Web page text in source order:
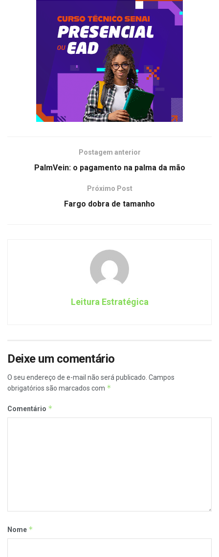
Postagem anterior
PalmVein: o pagamento na palma da mão
Próximo Post
Fargo dobra de tamanho
Leitura Estratégica
Deixe um comentário
O seu endereço de e-mail não será publicado. Campos
obrigatórios são marcados com *
Comentário *
Nome *